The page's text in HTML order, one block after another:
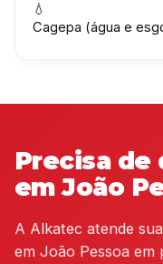
💧
Cagepa (água e
Precisa de
em João
A Alkatec atende
em João Pessoa em